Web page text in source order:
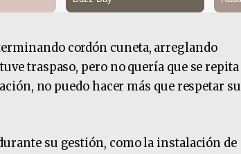
cordón cuneta, arreglando
traspaso, pero no quería que se repita
no puedo hacer más que respetar su
su gestión, como la instalación de